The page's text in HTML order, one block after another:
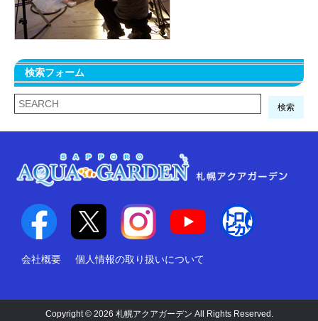
検索フォーム
検索
会社概要 個人情報の取り扱いについて
Copyright © 2026 札幌アクアガーデン All Rights Reserved.